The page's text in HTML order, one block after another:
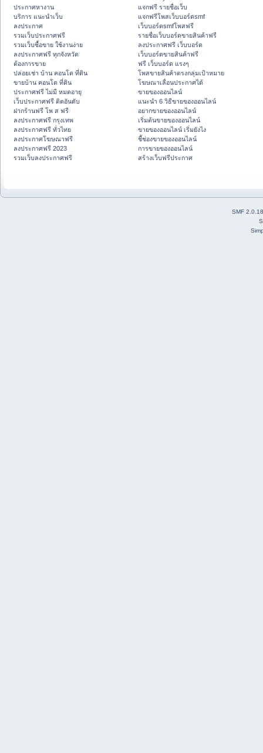
ประกาศหางาน
บริการ แนะนำเว็บ
ลงประกาศ
รวมเว็บประกาศฟรี
รวมเว็บซื้อขาย ใช้งานง่าย
ลงประกาศฟรี ทุกจังหวัด
ต้องการขาย
ปล่อยเช่า บ้าน คอนโด ที่ดิน
ขายบ้าน คอนโด ที่ดิน
ประกาศฟรี ไม่มี หมดอายุ
เว็บประกาศฟรี ติดอันดับ
ฝากร้านฟรี โพ ส ฟรี
ลงประกาศฟรี กรุงเทพ
ลงประกาศฟรี ทั่วไทย
ลงประกาศโฆษณาฟรี
ลงประกาศฟรี 2023
รวมเว็บลงประกาศฟรี
แจกฟรี รายชื่อเว็บ
แจกฟรีโพสเว็บบอร์ดsmf
เว็บบอร์ดsmfโพสฟรี
รายชื่อเว็บบอร์ดขายสินค้าฟรี
ลงประกาศฟรี เว็บบอร์ด
เว็บบอร์ดขายสินค้าฟรี
ฟรี เว็บบอร์ด แรงๆ
โพสขายสินค้าตรงกลุ่มเป้าหมาย
โฆษณาเลื่อนประกาศได้
ขายของออนไลน์
แนะนำ 6 วิธีขายของออนไลน์
อยากขายของออนไลน์
เริ่มต้นขายของออนไลน์
ขายของออนไลน์ เริ่มยังไง
ชี้ช่องขายของออนไลน์
การขายของออนไลน์
สร้างเว็บฟรีประกาศ
SMF 2.0.18